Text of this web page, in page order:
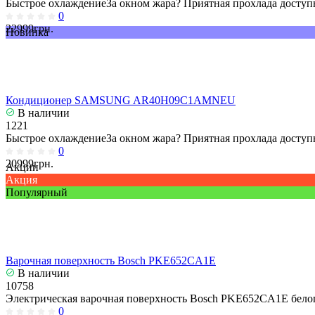
Быстрое охлаждениеЗа окном жара? Приятная прохлада
0
22999грн.
Новинка
Кондиционер SAMSUNG AR40H09C1AMNEU
В наличии
1221
Быстрое охлаждениеЗа окном жара? Приятная прохлада
0
20999грн.
Акции
Акция
Популярный
Варочная поверхность Bosch PKE652CA1E
В наличии
10758
Электрическая варочная поверхность Bosch PKE652CA1E
0